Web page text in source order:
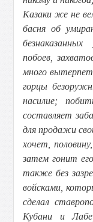
Казаки же не
басня об
побоев,
много
горцы
насилие;
составляет
для продажи
хочет,
затем гонит
также без
войсками,
сделал
Кубани и